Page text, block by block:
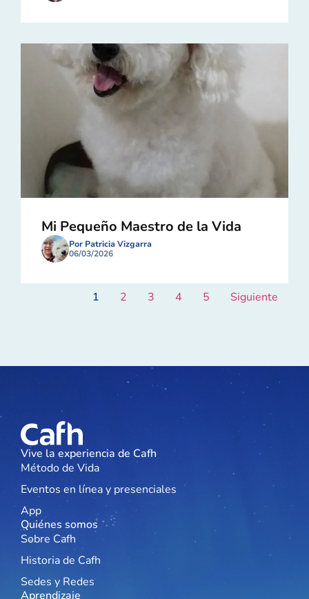
Mi Pequeño Maestro de la Vida
Por Patricia Vizgarra
06/03/2026
1 2 3 4 5 Siguiente
Vive la experiencia de Cafh
Método de Vida
Eventos en línea y presenciales
App
Quiénes somos
Sobre Cafh
Historia de Cafh
Sedes y Redes
Aprendizaje